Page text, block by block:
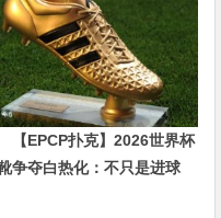
【EPCP扑克】2026世界杯
争夺白热化：不只是进球